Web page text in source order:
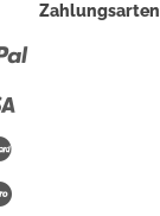
Zahlungsarten
Maestro